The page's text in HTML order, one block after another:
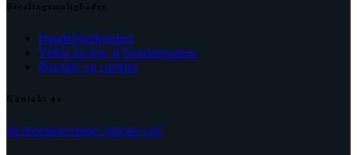
Betalingsmuligheder
Handelsbetingelser
Vilkår for leje af Samlingsstuen
Privatliv og cookies
Kontakt os
facebookenvelope-2phone-call